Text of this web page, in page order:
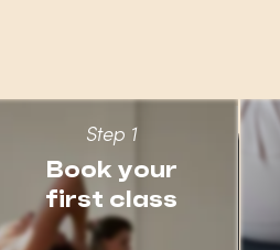
Book your
first class
Step 1